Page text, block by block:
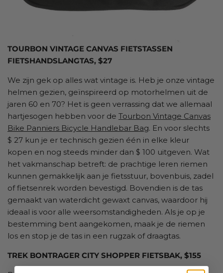
TOURBON VINTAGE CANVAS FIETSTASSEN
FIETSHANDSLANGTAS, $27
We zijn gek op alles wat vintage is. Heb je onze vintage
helmen gezien, geïnspireerd op motorhelmen uit de
jaren 60 en 70? Het is geen verrassing dat we allemaal
hartjesogen hebben voor de Tourbon Vintage Canvas
Bike Panniers Bicycle Handlebar Bag. En voor slechts
$ 27 kun je er technisch gezien één in elke kleur
kopen en nog steeds minder dan $ 100 uitgeven. Wat
het vakmanschap betreft: de prachtige leren riemen
kunnen gemakkelijk aan je fietsstuur, bovenbuis, zadel
of fietsenrek worden bevestigd. Bovendien is de tas
gemaakt van waterdicht gewaxt canvas, waardoor hij
ideaal is voor alle weersomstandigheden. Als je op je
bestemming bent aangekomen, maak je de riemen
los en stop je de tas in een rugzak of draagtas.
TREK BONTRAGER CITY SHOPPER FIETSBAK, $155